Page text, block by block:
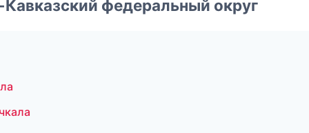
федеральный округ